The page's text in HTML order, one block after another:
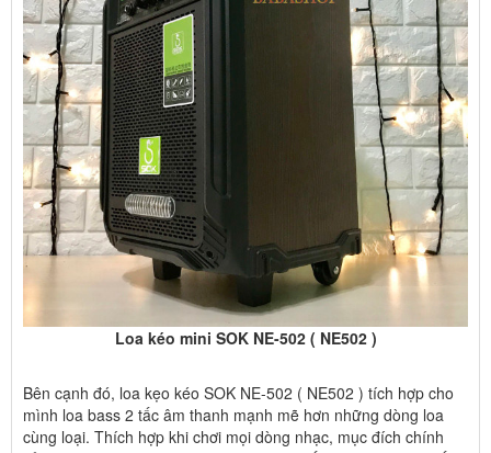
Loa kéo mini SOK NE-502 ( NE502 )
Bên cạnh đó, loa kẹo kéo SOK NE-502 ( NE502 ) tích hợp cho
mình loa bass 2 tấc âm thanh mạnh mẽ hơn những dòng loa
cùng loại. Thích hợp khi chơi mọi dòng nhạc, mục đích chính